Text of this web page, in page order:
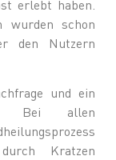
erlebt haben.
wurden schon
den Nutzern
und ein
Bei allen
Kratzen